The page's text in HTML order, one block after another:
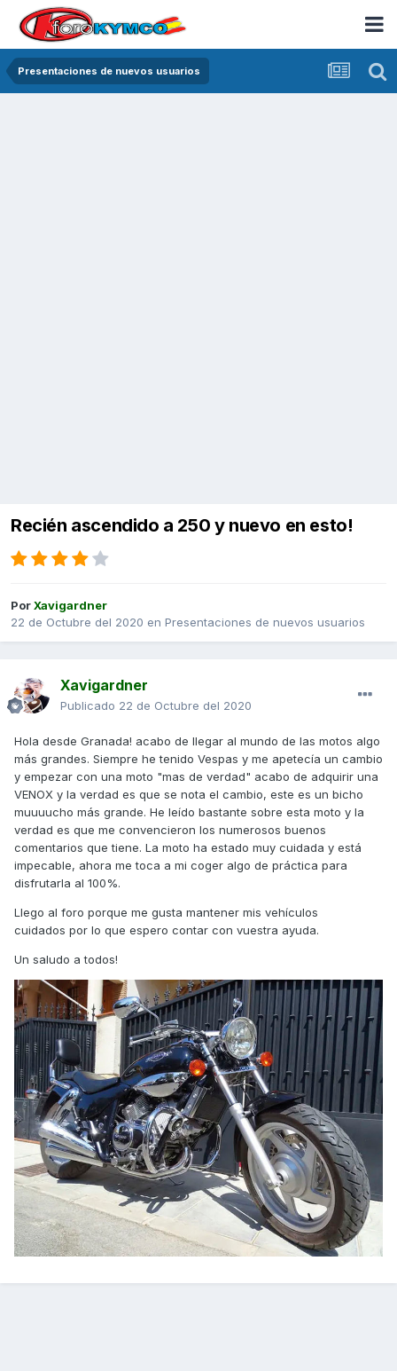
Presentaciones de nuevos usuarios
Recién ascendido a 250 y nuevo en esto!
PorXavigardner
22 de Octubre del 2020 en Presentaciones de nuevos usuarios
Xavigardner
Publicado 22 de Octubre del 2020
Hola desde Granada! acabo de llegar al mundo de las motos algo
más grandes. Siempre he tenido Vespas y me apetecía un cambio
y empezar con una moto "mas de verdad" acabo de adquirir una
VENOX y la verdad es que se nota el cambio, este es un bicho
muuuucho más grande. He leído bastante sobre esta moto y la
verdad es que me convencieron los numerosos buenos
comentarios que tiene. La moto ha estado muy cuidada y está
impecable, ahora me toca a mi coger algo de práctica para
disfrutarla al 100%.
Llego al foro porque me gusta mantener mis vehículos
cuidados por lo que espero contar con vuestra ayuda.
Un saludo a todos!